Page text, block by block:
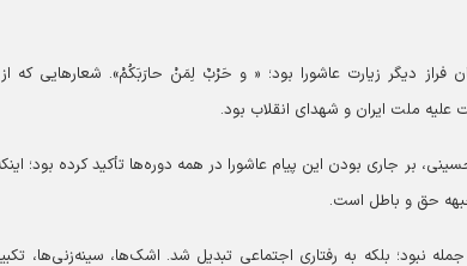
دیگر زیارت عاشورا بود؛ « و حَرْبٌ لِمَنْ حارَبَکُمْ». شعارهایی که از
علیه ملت ایران و شهدای انقلاب بود.
بر جاری بودن این پیام عاشورا در همه دوره‌ها تأکید کرده بود؛
حق و باطل است.
نبود؛ بلکه به رفتاری اجتماعی تبدیل شد. اشک‌ها، سینه‌زنی‌ها،